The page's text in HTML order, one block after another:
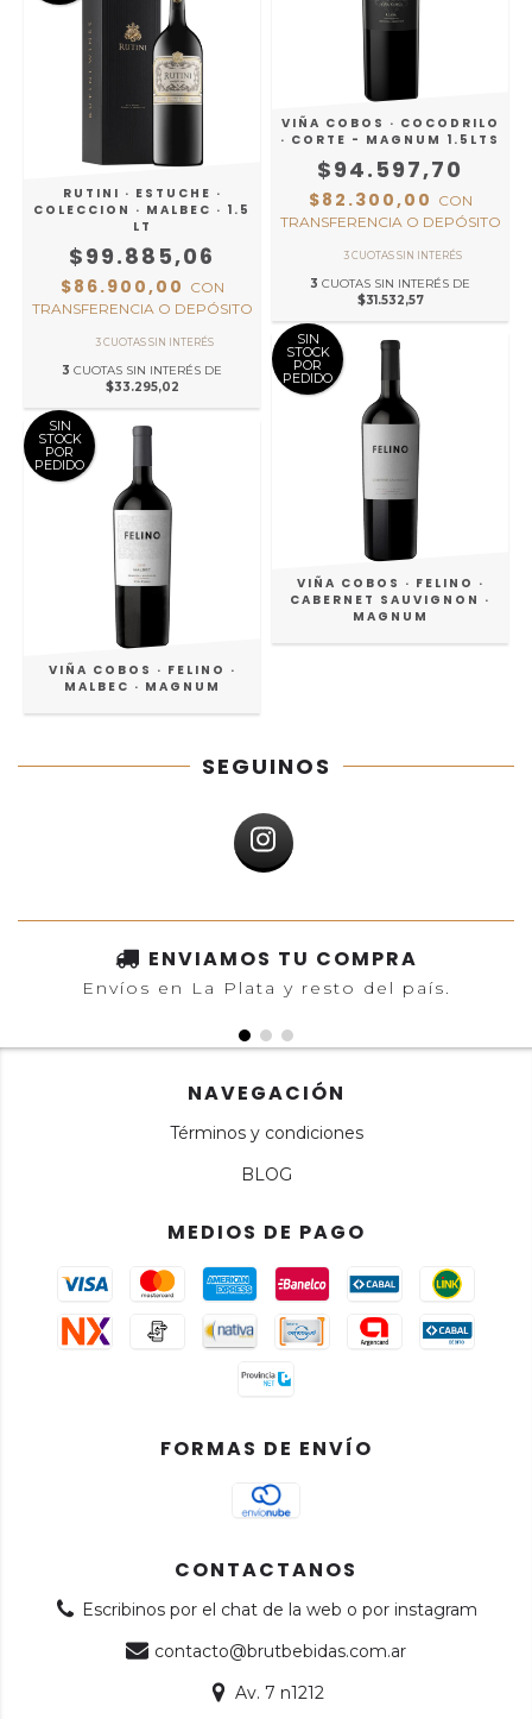
RUTINI · ESTUCHE ·
COLECCION · MALBEC · 1.5
LT
$99.885,06
$86.900,00 CON
TRANSFERENCIA O DEPÓSITO
3 CUOTAS SIN INTERÉS DE
$33.295,02
VIÑA COBOS · COCODRILO
· CORTE - MAGNUM 1.5LTS
$94.597,70
$82.300,00 CON
TRANSFERENCIA O DEPÓSITO
3 CUOTAS SIN INTERÉS DE
$31.532,57
SIN
STOCK
POR
PEDIDO
VIÑA COBOS · FELINO ·
MALBEC · MAGNUM
SIN
STOCK
POR
PEDIDO
VIÑA COBOS · FELINO ·
CABERNET SAUVIGNON ·
MAGNUM
SEGUINOS
ENVIAMOS TU COMPRA
Envíos en La Plata y resto del país.
NAVEGACIÓN
Términos y condiciones
BLOG
MEDIOS DE PAGO
FORMAS DE ENVÍO
CONTACTANOS
Escribinos por el chat de la web o por instagram
contacto@brutbebidas.com.ar
Av. 7 n1212